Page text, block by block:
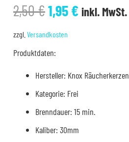
2,50€Ursprünglicher
Preis
war:
2,50 €
1,95€Aktueller
inkl. MwSt.
zzgl. Versandkosten
Produktdaten:
Hersteller: Knox Räucherkerzen
Kategorie: Frei
Brenndauer: 15 min.
Kaliber: 30mm